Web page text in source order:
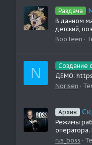
Раздача
В данном
детский,
BooTeen
N Создание
ДЕМО:
Norisen
Архив
Режимы
оператора.
rus_boss